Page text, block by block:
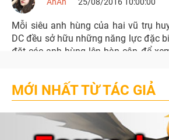
AnAn 25/08/2016 10:00:00
Mỗi siêu anh hùng của hai vũ trụ
DC đều sở hữu những năng lực đặc
đặt các anh hùng lên bàn cân để
MỚI NHẤT TỪ TÁC GIẢ